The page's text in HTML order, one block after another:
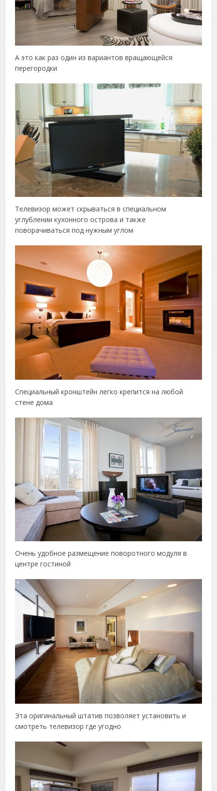
А это как раз один из вариантов вращающейся
перегородки
Телевизор может скрываться в специальном
углублении кухонного острова и также
поворачиваться под нужным углом
Специальный кронштейн легко крепится на любой
стене дома
Очень удобное размещение поворотного модуля в
центре гостиной
Эта оригинальный штатив позволяет установить и
смотреть телевизор где угодно